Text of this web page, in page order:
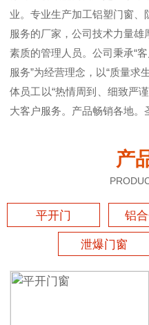
业。专业生产加工铝塑门窗
服务的厂家，公司技术力量
素质的管理人员。公司秉承“客
服务”为经营理念，以“质量求
体员工以“热情周到、细致严
大客户服务。产品畅销各地
产
平开门 铝
泄爆门窗